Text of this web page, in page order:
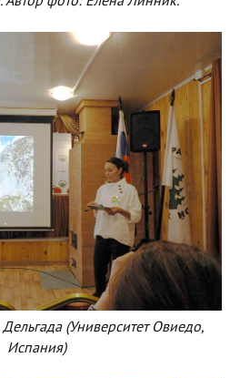
(Университет Овиедо,
Испания)